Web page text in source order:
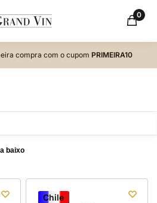
0
compra com o cupom PRIMEIRA10
Chile
Chile